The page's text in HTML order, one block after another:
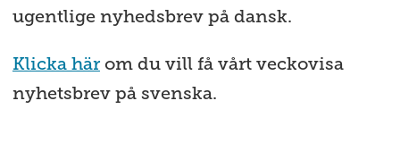
ugentlige nyhedsbrev på dansk.
Klicka härom du vill få vårt veckovisa
nyhetsbrev på svenska.